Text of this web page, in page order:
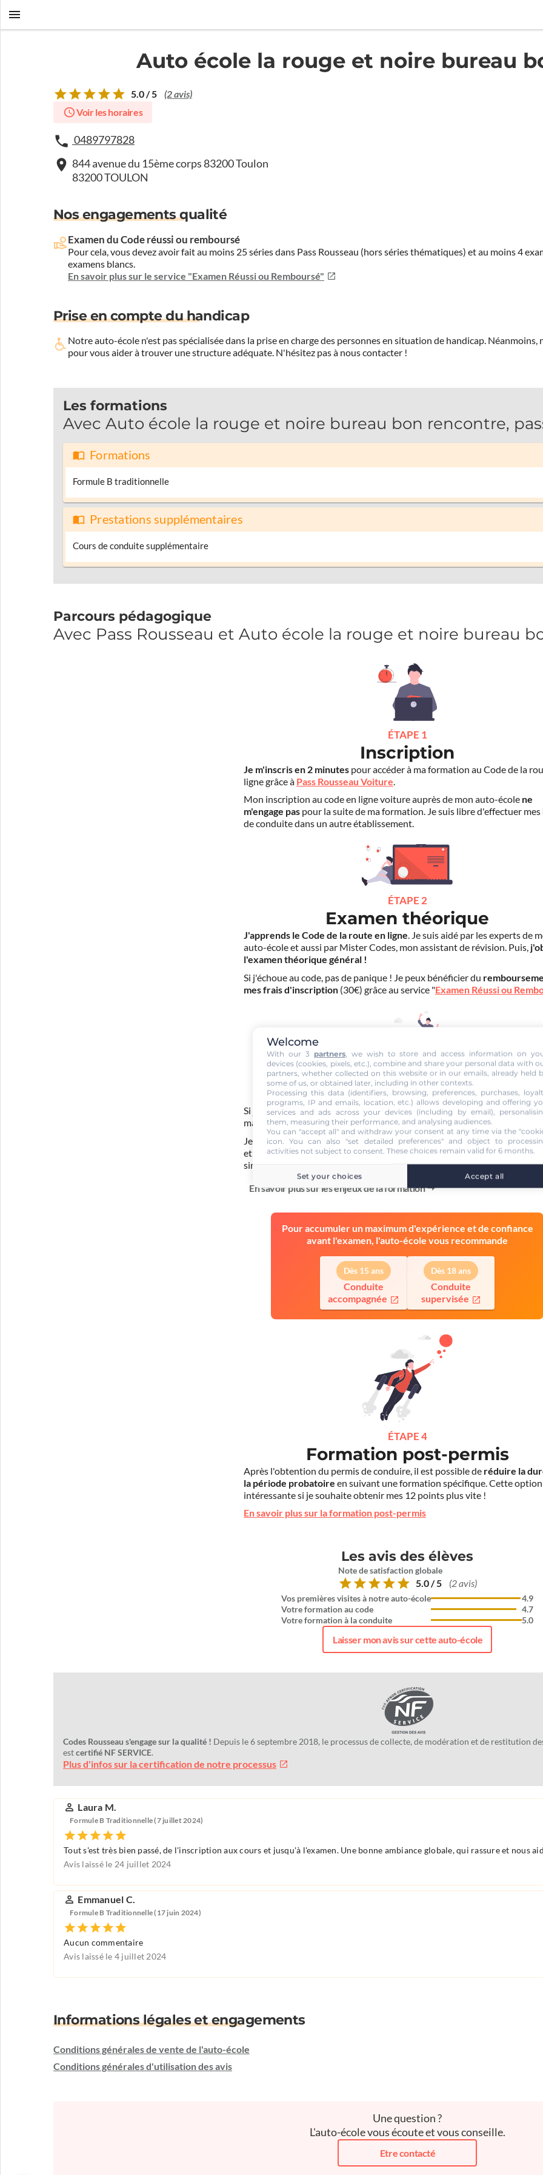
Auto école la rouge et noire bureau
5.0 / 5 (2 avis)
Voir les horaires
0489797828
844 avenue du 15ème corps 83200 Toulon
83200 TOULON
Nos engagements qualité
Examen du Code réussi ou remboursé
Pour cela, vous devez avoir fait au moins 25 séries dans Pass Rousseau (hors séries thématiques) et au moins 4
examens blancs.
En savoir plus sur le service "Examen Réussi ou Remboursé"
Prise en compte du handicap
Notre auto-école n'est pas spécialisée dans la prise en charge des personnes en situation de handicap.
pour vous aider à trouver une structure adéquate. N'hésitez pas à nous contacter !
Les formations
Avec Auto école la rouge et noire bureau bon rencontre,
Formations
Formule B traditionnelle
Prestations supplémentaires
Cours de conduite supplémentaire
Parcours pédagogique
Avec Pass Rousseau et Auto école la rouge et noire bureau
ÉTAPE 1
Inscription
Je m'inscris en 2 minutes pour accéder à ma formation au Code de la
ligne grâce à Pass Rousseau Voiture.
Mon inscription au code en ligne voiture auprès de mon auto-école ne
m'engage pas pour la suite de ma formation. Je suis libre d'effectuer mes
de conduite dans un autre établissement.
ÉTAPE 2
Examen théorique
J'apprends le Code de la route en ligne. Je suis aidé par les experts de
auto-école et aussi par Mister Codes, mon assistant de révision. Puis,
l'examen théorique général !
Si j'échoue au code, pas de panique ! Je peux bénéficier du
mes frais d'inscription (30€) grâce au service "Examen Réussi ou
ÉTAPE 3
Formation pratique
Si je le souhaite, je peux m'inscrire auprès de mon auto-école pour
ma formation etprendre des cours de conduite.
Je commence par l' évaluation de départpour mieux connaître mes
et adapter la durée de ma formation.Je m'entraîne à conduireavec un
simulateur et/ou en voiture.
Je passe l'examen et à moi la liberté !
En savoir plus sur les enjeux de la formation
Pour accumuler un maximum d'expérience et de confiance
avant l'examen, l'auto-école vous recommande
Dès 15 ans
Conduite
accompagnée
Dès 18 ans
Conduite
supervisée
ÉTAPE 4
Formation post-permis
Après l'obtention du permis de conduire, il est possible de réduire la
la période probatoire en suivant une formation spécifique. Cette
intéressante si je souhaite obtenir mes 12 points plus vite !
En savoir plus sur la formation post-permis
Les avis des élèves
Note de satisfaction globale
5.0 / 5 (2 avis)
Vos premières visites à notre auto-école
Votre formation au code
Votre formation à la conduite
4.9
4.7
5.0
Laisser mon avis sur cette auto-école
Codes Rousseau s'engage sur la qualité ! Depuis le 6 septembre 2018, le processus de collecte, de modération et de restitution
estcertifié NF SERVICE.
Plus d'infos sur la certification de notre processus
Laura M.
Formule B Traditionnelle (7 juillet 2024)
Tout s'est très bien passé, de l'inscription aux cours et jusqu'à l'examen. Une bonne ambiance globale, qui rassure et nous
Avis laissé le 24 juillet 2024
Emmanuel C.
Formule B Traditionnelle (17 juin 2024)
Aucun commentaire
Avis laissé le 4 juillet 2024
Informations légales et engagements
Conditions générales de vente de l'auto-école
Conditions générales d'utilisation des avis
Une question ?
L'auto-école vous écoute et vous conseille.
Etre contacté
Welcome
With our 3 partners, we wish to store and access information on
devices (cookies, pixels, etc.), combine and share your personal data with
partners, whether collected on this website or in our emails, already held
some of us, or obtained later, including in other contexts.
Processing this data (identifiers, browsing, preferences, purchases,
programs, IP and emails, location, etc.) allows developing and offering
services and ads across your devices (including by email),
them, measuring their performance, and analysing audiences.
You can "accept all" and withdraw your consent at any time via the
icon . You can also "set detailed preferences" and object to
activities not subject to consent. These choices remain valid for 6 months.
Set your choices Accept all